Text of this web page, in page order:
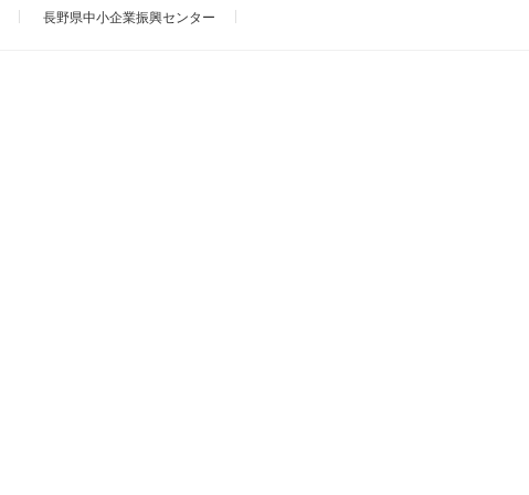
長野県中小企業振興センター